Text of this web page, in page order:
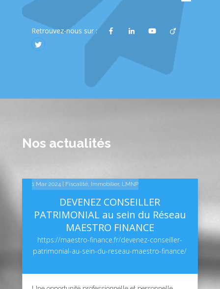
Retrouvez-nous sur :
Nos actualités
DEVENEZ CONSEILLER
PATRIMONIAL au sein du Réseau
MAESTRO FINANCE
https://maestro-finance.fr/devenez-conseiller-
patrimonial-au-sein-du-reseau-maestro-finance/
14 Fév 2025 |Linkedin
10 Fév 2025 |Linkedin
1 Mar 2024| Fiscalité, Immobilier, LMNP